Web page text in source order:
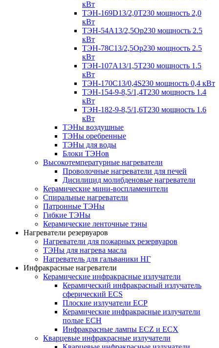
кВт
ТЭН-169D13/2,0T230 мощность 2,0
кВт
ТЭН-54А13/2,5Ор230 мощность 2.5
кВт
ТЭН-78С13/2,5Ор230 мощность 2.5
кВт
ТЭН-107А13/1,5Т230 мощность 1.5
кВт
ТЭН-170C13/0,4S230 мощность 0,4 кВт
ТЭН-154-9-8,5/1,4Т230 мощность 1.4
кВт
ТЭН-182-9-8,5/1,6Т230 мощность 1.6
кВт
ТЭНы воздушные
ТЭНы оребренные
ТЭНы для воды
Блоки ТЭНов
Высокотемпературные нагреватели
Проволочные нагреватели для печей
Дисилицид молибденовые нагреватели
Керамические мини-воспламенители
Спиральные нагреватели
Патронные ТЭНы
Гибкие ТЭНы
Керамические ленточные тэны
Нагреватели резервуаров
Нагреватели для пожарных резервуаров
ТЭНы для нагрева масла
Нагреватель для гальваники НГ
Инфракрасные нагреватели
Керамические инфракрасные излучатели
Керамический инфракрасный излучатель
сферический ECS
Плоские излучатели ECP
Керамические инфракрасные излучатели
полые ECH
Инфракрасные лампы ECZ и ECX
Кварцевые инфракрасные излучатели